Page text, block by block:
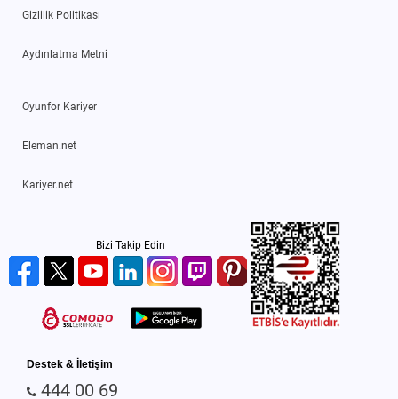
Gizlilik Politikası
Aydınlatma Metni
Oyunfor Kariyer
Eleman.net
Kariyer.net
Bizi Takip Edin
Destek & İletişim
444 00 69